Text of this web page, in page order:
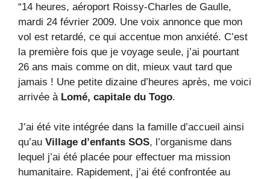
“14 heures, aéroport Roissy-Charles de Gaulle,
mardi 24 février 2009. Une voix annonce que mon
vol est retardé, ce qui accentue mon anxiété. C’est
la première fois que je voyage seule, j’ai pourtant
26 ans mais comme on dit, mieux vaut tard que
jamais ! Une petite dizaine d’heures après, me voici
arrivée à Lomé, capitale du Togo.
J’ai été vite intégrée dans la famille d’accueil ainsi
qu’au Village d’enfants SOS, l’organisme dans
lequel j’ai été placée pour effectuer ma mission
humanitaire. Rapidement, j’ai été confrontée au